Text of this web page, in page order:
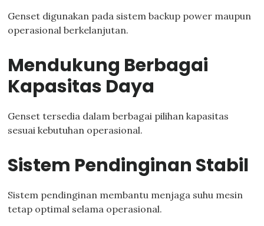
Genset digunakan pada sistem backup power maupun
operasional berkelanjutan.
Mendukung Berbagai
Kapasitas Daya
Genset tersedia dalam berbagai pilihan kapasitas
sesuai kebutuhan operasional.
Sistem Pendinginan Stabil
Sistem pendinginan membantu menjaga suhu mesin
tetap optimal selama operasional.